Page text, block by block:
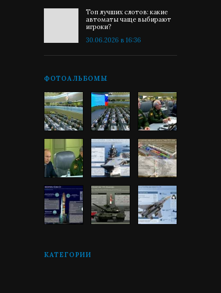
Топ лучших слотов: какие
автоматы чаще выбирают
игроки?
30.06.2026 в 16:36
ФОТОАЛЬБОМЫ
КАТЕГОРИИ